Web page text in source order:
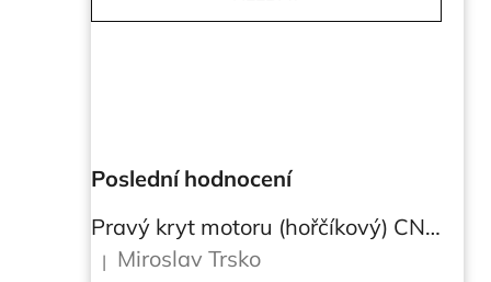
Poslední hodnocení
Pravý kryt motoru (hořčíkový) CNC RACING pro instalaci transparetního krytu spojky pro Ducati Streetfighter V4/V4S
Hodnocení produktu je 5 z 5 hvězdiček.
| Miroslav Trsko